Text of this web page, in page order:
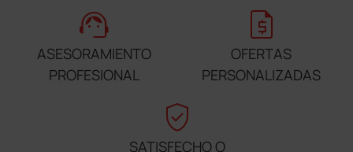
support_agent
ASESORAMIENTO
PROFESIONAL
request_quote
OFERTAS
PERSONALIZADAS
verified_user
SATISFECHO O